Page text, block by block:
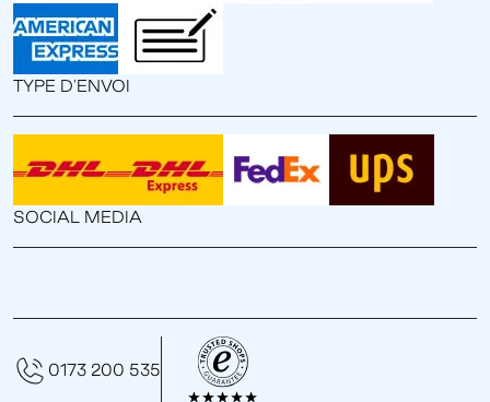
TYPE D'ENVOI
SOCIAL MEDIA
0173 200 535